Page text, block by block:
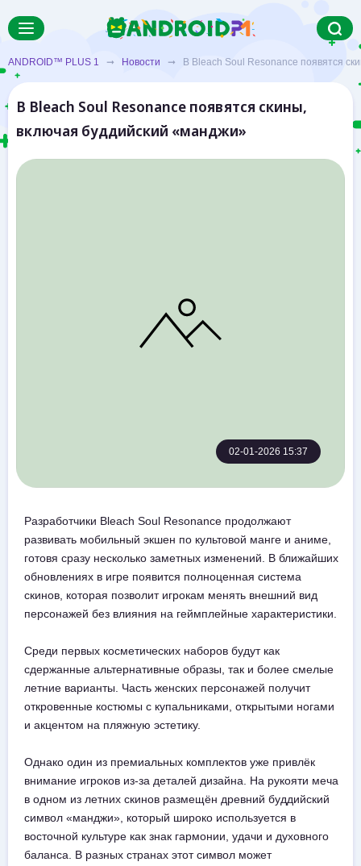
ANDROID™ PLUS 1 ➞ Новости ➞ В Bleach Soul Resonance появятся
В Bleach Soul Resonance появятся скины,
включая буддийский «манджи»
02-01-2026 15:37
Разработчики Bleach Soul Resonance продолжают
развивать мобильный экшен по культовой манге и аниме,
готовя сразу несколько заметных изменений. В ближайших
обновлениях в игре появится полноценная система
скинов, которая позволит игрокам менять внешний вид
персонажей без влияния на геймплейные характеристики.
Среди первых косметических наборов будут как
сдержанные альтернативные образы, так и более смелые
летние варианты. Часть женских персонажей получит
откровенные костюмы с купальниками, открытыми ногами
и акцентом на пляжную эстетику.
Однако один из премиальных комплектов уже привлёк
внимание игроков из-за деталей дизайна. На рукояти меча
в одном из летних скинов размещён древний буддийский
символ «манджи», который широко используется в
восточной культуре как знак гармонии, удачи и духовного
баланса. В разных странах этот символ может